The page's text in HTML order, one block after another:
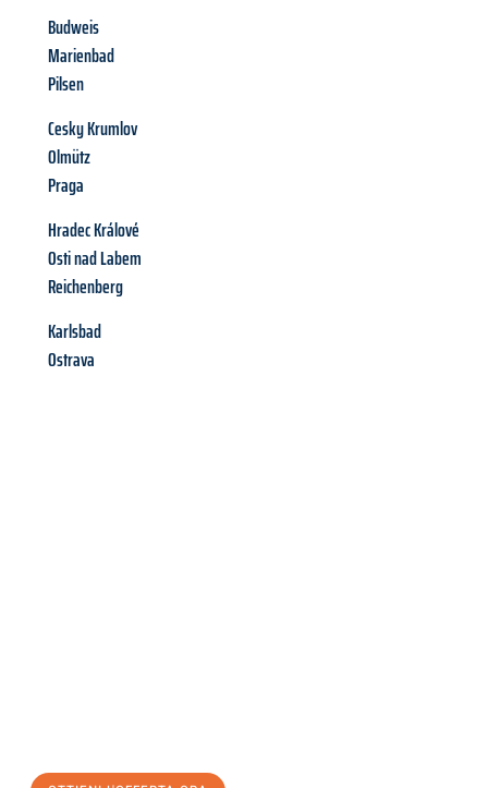
Budweis
Marienbad
Pilsen
Cesky Krumlov
Olmütz
Praga
Hradec Králové
Osti nad Labem
Reichenberg
Karlsbad
Ostrava